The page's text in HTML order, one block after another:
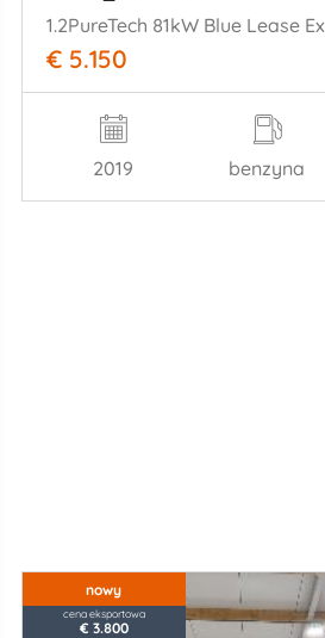
1.2PureTech 81kW Blue Lease
€ 5.150
2019 benzyna
nowy
cena eksportowa
€ 3.800